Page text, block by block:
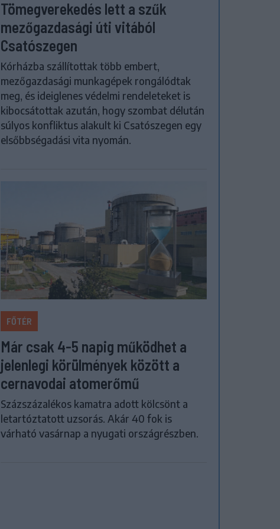
Tömegverekedés lett a szűk
mezőgazdasági úti vitából
Csatószegen
Kórházba szállítottak több embert,
mezőgazdasági munkagépek rongálódtak
meg, és ideiglenes védelmi rendeleteket is
kibocsátottak azután, hogy szombat délután
súlyos konfliktus alakult ki Csatószegen egy
elsőbbségadási vita nyomán.
FŐTÉR
Már csak 4-5 napig működhet a
jelenlegi körülmények között a
cernavodai atomerőmű
Százszázalékos kamatra adott kölcsönt a
letartóztatott uzsorás. Akár 40 fok is
várható vasárnap a nyugati országrészben.